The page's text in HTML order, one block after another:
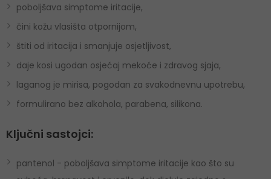
poboljšava simptome iritacije,
čini kožu vlasišta otpornijom,
štiti od iritacija i smanjuje osjetljivost,
daje kosi ugodan osjećaj mekoće i zdravog sjaja,
laganog je mirisa, pogodan za svakodnevnu upotrebu,
formulirano bez alkohola, parabena, silikona.
Ključni sastojci:
pantenol - poboljšava simptome iritacije kao što su